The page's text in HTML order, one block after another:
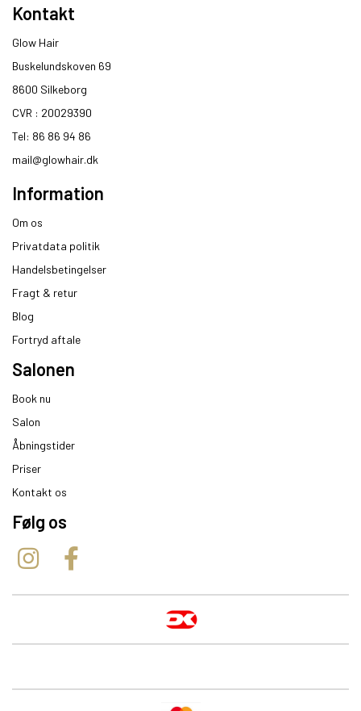
Kontakt
Glow Hair
Buskelundskoven 69
8600 Silkeborg​
CVR : 20029390​
Tel: 86 86 94 86
mail@glowhair.dk
Information
Om os
Privatdata politik
Handelsbetingelser
Fragt & retur
Blog
Fortryd aftale
Salonen
Book nu
Salon
Åbningstider
Priser
Kontakt os
Følg os